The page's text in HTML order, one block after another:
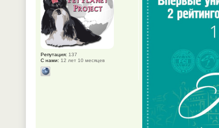
Репутация: 137
С нами: 12 лет 10 месяцев